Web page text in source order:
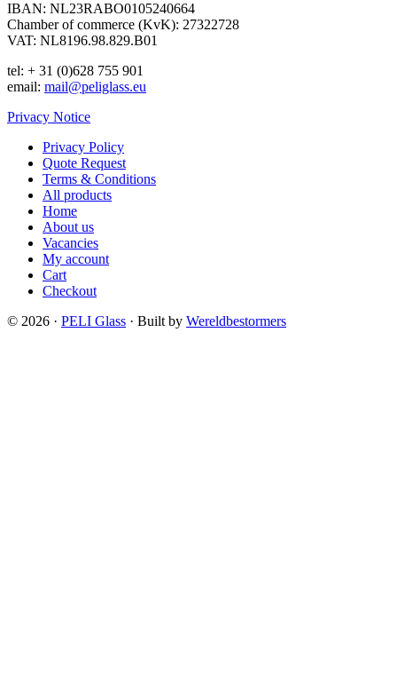
IBAN: NL23RABO0105240664
Chamber of commerce (KvK): 27322728
VAT: NL8196.98.829.B01
tel: + 31 (0)628 755 901
email: mail@peliglass.eu
Privacy Notice
Privacy Policy
Quote Request
Terms & Conditions
All products
Home
About us
Vacancies
My account
Cart
Checkout
© 2026 · PELI Glass · Built by Wereldbestormers